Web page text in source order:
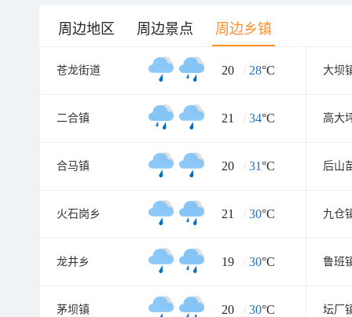
周边地区 周边景点 周边乡镇
苍龙街道 20 / 28°C 大坝
二合镇 21 / 34°C 高大
合马镇 20 / 31°C 后山
火石岗乡 21 / 30°C 九仓
龙井乡 19 / 30°C 鲁班
茅坝镇 20 / 30°C 坛厂